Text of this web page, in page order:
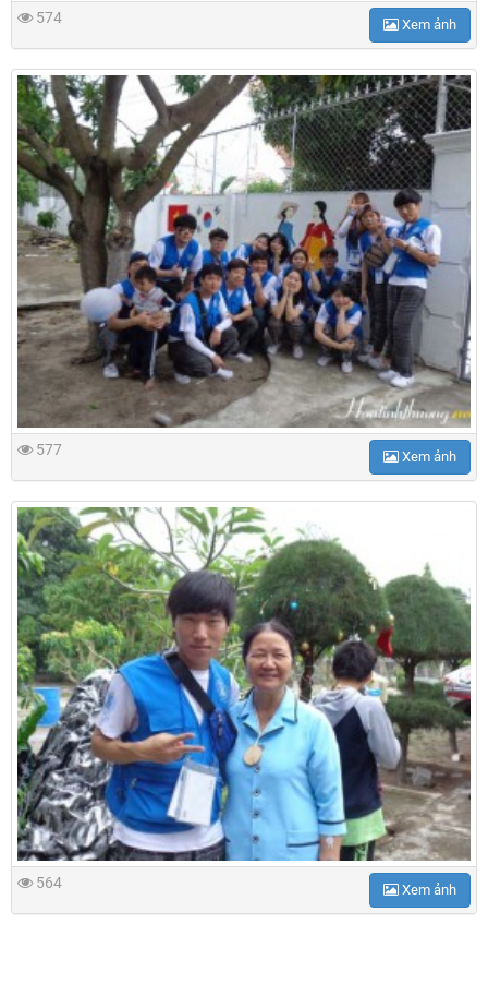
574 Xem ảnh
577 Xem ảnh
564 Xem ảnh